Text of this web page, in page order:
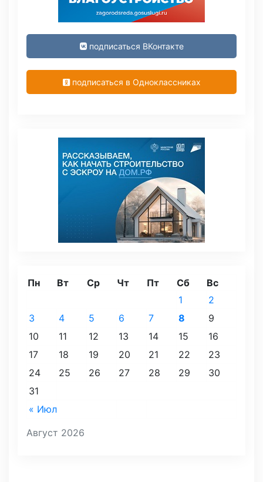
подписаться ВКонтакте
подписаться в Одноклассниках
Август 2026
Пн Вт Ср Чт Пт Сб Вс
« Июл
1
2
3
4 5 6 7 8
9
10
11 12 13 14 15
16
17
18 19 20 21 22
23
24
25 26 27 28 29
30
31